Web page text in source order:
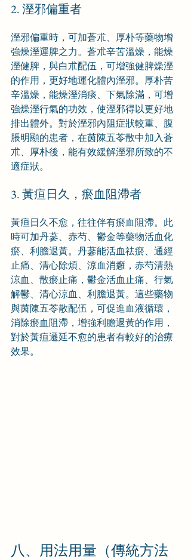
2. 溼邪偏重者
溼邪偏重時，可加蒼朮、厚朴等藥物增
強燥溼運脾之力。蒼朮辛苦溫燥，能燥
溼健脾，與白朮配伍，可增強健脾燥溼
的作用，更好地運化體內溼邪。厚朴苦
辛溫燥，能燥溼消痰、下氣除滿，可增
強燥溼行氣的功效，使溼邪得以更好地
排出體外。對於溼邪內阻症狀較重、腹
脹明顯的患者，在茵陳五苓散中加入蒼
朮、厚朴後，能有效緩解溼邪所致的不
適症狀。
3. 黃疸日久，瘀血阻滯者
黃疸日久不愈，往往伴有瘀血阻滯。此
時可加丹蔘、赤芍、鬱金等藥物活血化
瘀、利膽退黃。丹蔘能活血祛瘀、通經
止痛、清心除煩、涼血消癰，赤芍清熱
涼血、散瘀止痛，鬱金活血止痛、行氣
解鬱、清心涼血、利膽退黃。這些藥物
與茵陳五苓散配伍，可促進血液循環，
消除瘀血阻滯，增強利膽退黃的作用，
對於黃疸遷延不愈的患者有較好的治療
效果。
八、用法用量（傳統方法